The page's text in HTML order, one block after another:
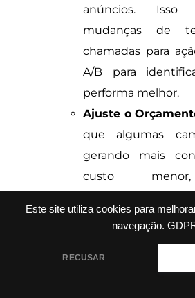
Este site utiliza cookies para
navegação.
RECUSAR
anúncios.
mudanças de
chamadas para
A/B para
performa melhor.
Ajuste o
que algumas
gerando mais
custo
essas campanhas.
comportamento